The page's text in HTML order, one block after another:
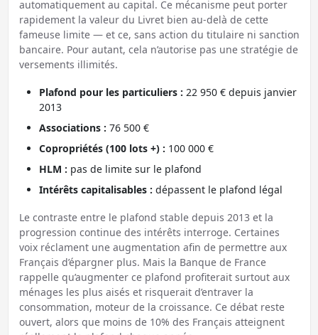
automatiquement au capital. Ce mécanisme peut porter
rapidement la valeur du Livret bien au-delà de cette
fameuse limite — et ce, sans action du titulaire ni sanction
bancaire. Pour autant, cela n’autorise pas une stratégie de
versements illimités.
Plafond pour les particuliers : 22 950 € depuis janvier
2013
Associations : 76 500 €
Copropriétés (100 lots +) : 100 000 €
HLM : pas de limite sur le plafond
Intérêts capitalisables : dépassent le plafond légal
Le contraste entre le plafond stable depuis 2013 et la
progression continue des intérêts interroge. Certaines
voix réclament une augmentation afin de permettre aux
Français d’épargner plus. Mais la Banque de France
rappelle qu’augmenter ce plafond profiterait surtout aux
ménages les plus aisés et risquerait d’entraver la
consommation, moteur de la croissance. Ce débat reste
ouvert, alors que moins de 10% des Français atteignent